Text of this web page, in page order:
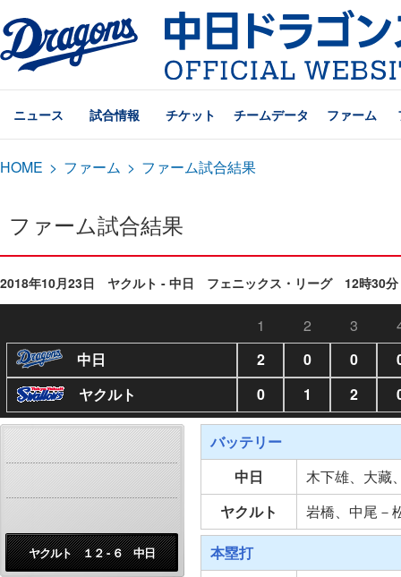
ニュース 試合情報 チケット チームデータ ファーム
HOME > ファーム > ファーム試合結果
ファーム試合結果
2018年10月23日 ヤクルト - 中日 フェニックス・リーグ 12時30分
1 2 3
中日
2 0 0
ヤクルト
0 1 2
ヤクルト １２ - ６ 中日
バッテリー
中日
木下雄、大藏
ヤクルト
岩橋、中尾－
本塁打